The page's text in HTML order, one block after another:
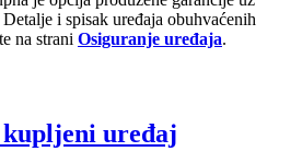
i spisak uređaja obuhvaćenih
na strani Osiguranje uređaja.
uređaj